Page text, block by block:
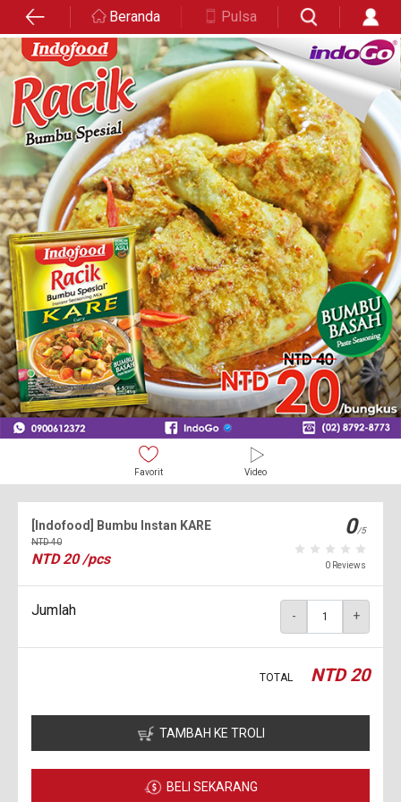
Beranda Pulsa
Favorit Video
[Indofood] Bumbu Instan KARE
NTD40
NTD20 /pcs
0/5
0 Reviews
Jumlah - +
TOTAL NTD20
TAMBAH KE TROLI
BELI SEKARANG